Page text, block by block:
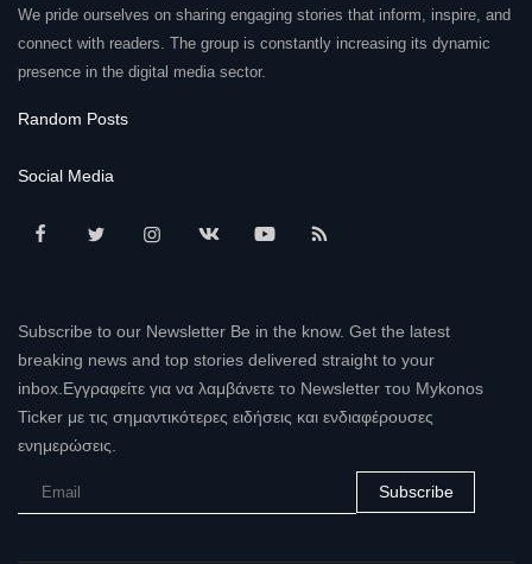
We pride ourselves on sharing engaging stories that inform, inspire, and
connect with readers. The group is constantly increasing its dynamic
presence in the digital media sector.
Random Posts
Social Media
Subscribe to our Newsletter Be in the know. Get the latest
breaking news and top stories delivered straight to your
inbox.Εγγραφείτε για να λαμβάνετε το Newsletter του Mykonos
Ticker με τις σημαντικότερες ειδήσεις και ενδιαφέρουσες
ενημερώσεις.
Subscribe